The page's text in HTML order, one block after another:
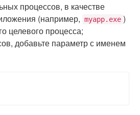
процессов, в качестве
(например, myapp.exe )
целевого процесса;
добавьте параметр с именем